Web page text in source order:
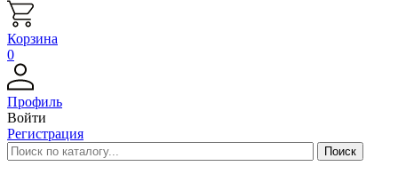
Корзина
0
Профиль
Войти
Регистрация